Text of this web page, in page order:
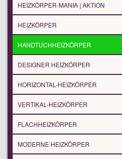
HEIZKÖRPER-MANIA | AKTION
HEIZKÖRPER
HANDTUCHHEIZKÖRPER
DESIGNER HEIZKÖRPER
HORIZONTAL-HEIZKÖRPER
VERTIKAL-HEIZKÖRPER
FLACHHEIZKÖRPER
MODERNE HEIZKÖRPER